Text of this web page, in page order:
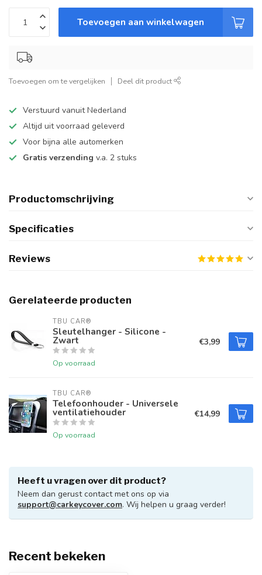
Toevoegen aan winkelwagen
Toevoegen om te vergelijken Deel dit product
Verstuurd vanuit Nederland
Altijd uit voorraad geleverd
Voor bijna alle automerken
Gratis verzending v.a. 2 stuks
Productomschrijving
Specificaties
Reviews
Gerelateerde producten
TBU CAR®
Sleutelhanger - Silicone -
Zwart
Op voorraad
€3,99
TBU CAR®
Telefoonhouder - Universele
ventilatiehouder
Op voorraad
€14,99
Heeft u vragen over dit product?
Neem dan gerust contact met ons op via
support@carkeycover.com. Wij helpen u graag verder!
Recent bekeken